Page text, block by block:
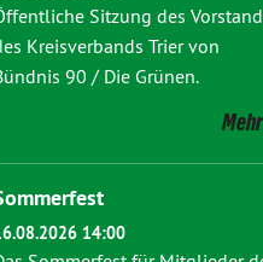
Sitzung des
Kreisverbands Trier von
90 / Die Grünen.
Mehr
14:00